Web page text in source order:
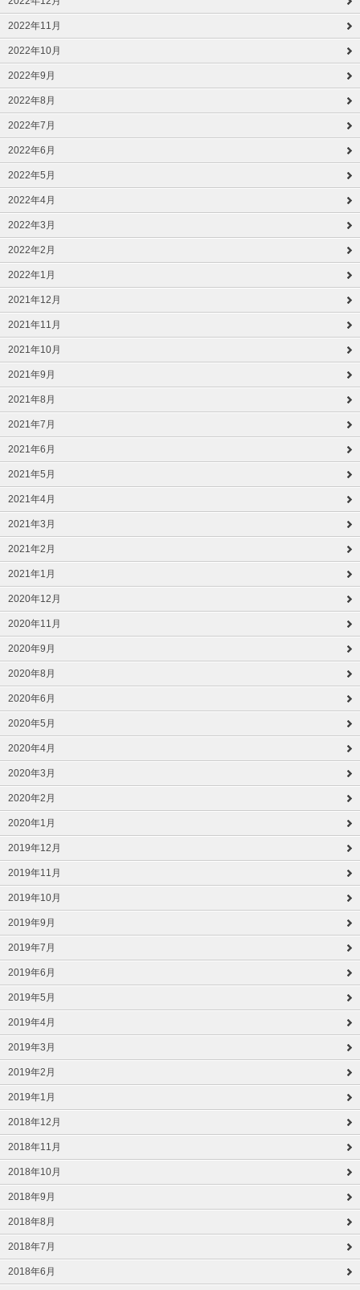
2022年11月
2022年10月
2022年9月
2022年8月
2022年7月
2022年6月
2022年5月
2022年4月
2022年3月
2022年2月
2022年1月
2021年12月
2021年11月
2021年10月
2021年9月
2021年8月
2021年7月
2021年6月
2021年5月
2021年4月
2021年3月
2021年2月
2021年1月
2020年12月
2020年11月
2020年9月
2020年8月
2020年6月
2020年5月
2020年4月
2020年3月
2020年2月
2020年1月
2019年12月
2019年11月
2019年10月
2019年9月
2019年7月
2019年6月
2019年5月
2019年4月
2019年3月
2019年2月
2019年1月
2018年12月
2018年11月
2018年10月
2018年9月
2018年8月
2018年7月
2018年6月